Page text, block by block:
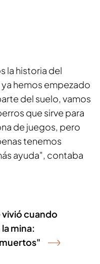
la historia del
hemos empezado
del suelo, vamos
que sirve para
de juegos, pero
tenemos
ayuda", contaba
vivió cuando
mina: